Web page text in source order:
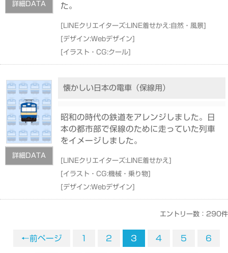
詳細DATA
た。
[ LINEクリエイターズ:LINE着せかえ:自然・風景]
[デザイン:Webデザイン]
[イラスト・CG:クール]
詳細DATA
懐かしい日本の電車（保線用）
昭和の時代の鉄道をアレンジしました。日
本の都市部で保線のために走っていた列車
をイメージしました。
[ LINEクリエイターズ:LINE着せかえ ]
[イラスト・CG:機械・乗り物]
[デザイン:Webデザイン]
エントリー数：290件
←前ページ 1 2 3 4 5 6